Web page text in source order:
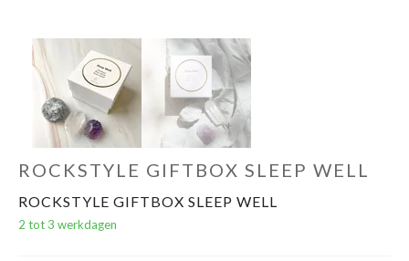
ROCKSTYLE GIFTBOX SLEEP WELL
ROCKSTYLE GIFTBOX SLEEP WELL
2 tot 3 werkdagen